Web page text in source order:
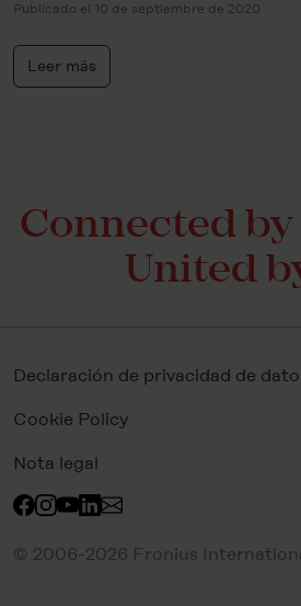
Publicado el 10 de septiembre de 2020
Leer más
Connected by
United
© 2006-2026 Fronius
Declaración de privacidad de
Cookie Policy
Nota legal